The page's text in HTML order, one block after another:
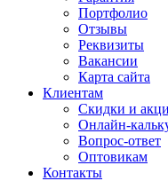
Портфолио
Отзывы
Реквизиты
Вакансии
Карта сайта
Клиентам
Скидки и
Онлайн-
Вопрос-ответ
Оптовикам
Контакты